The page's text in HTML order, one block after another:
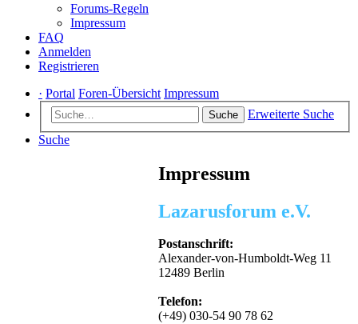
Forums-Regeln
Impressum
FAQ
Anmelden
Registrieren
· Portal Foren-Übersicht Impressum
Suche
Erweiterte Suche
Suche
Impressum
Lazarusforum e.V.
Postanschrift:
Alexander-von-Humboldt-Weg 11
12489 Berlin
Telefon:
(+49) 030-54 90 78 62